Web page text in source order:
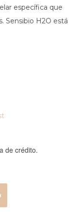
específica que
Sensibio H2O está
de crédito.